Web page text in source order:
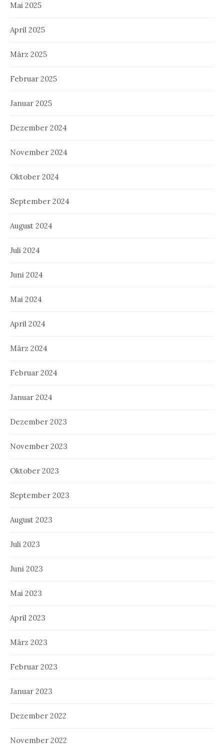
Mai 2025
April 2025
März 2025
Februar 2025
Januar 2025
Dezember 2024
November 2024
Oktober 2024
September 2024
August 2024
Juli 2024
Juni 2024
Mai 2024
April 2024
März 2024
Februar 2024
Januar 2024
Dezember 2023
November 2023
Oktober 2023
September 2023
August 2023
Juli 2023
Juni 2023
Mai 2023
April 2023
März 2023
Februar 2023
Januar 2023
Dezember 2022
November 2022